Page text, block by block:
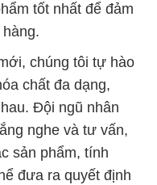
tốt nhất để đảm
chúng tôi tự hào
chất đa dạng,
Đội ngũ nhân
nghe và tư vấn,
sản phẩm, tính
đưa ra quyết định